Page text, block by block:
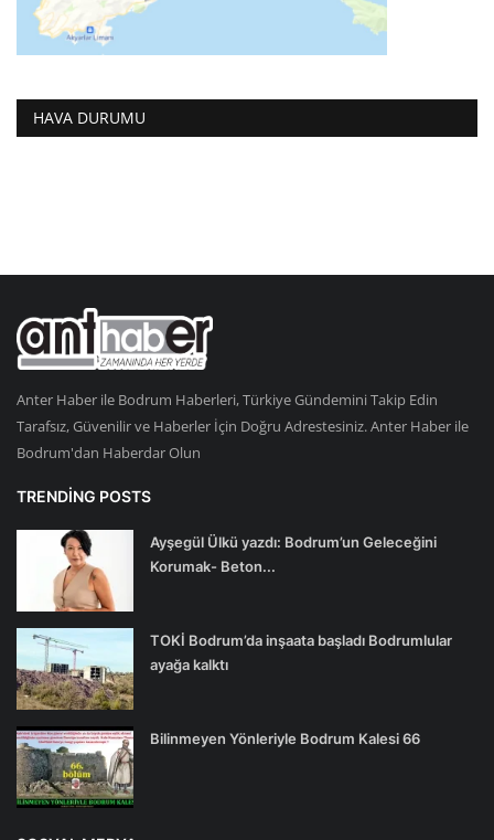
HAVA DURUMU
Anter Haber ile Bodrum Haberleri, Türkiye Gündemini Takip Edin
Tarafsız, Güvenilir ve Haberler İçin Doğru Adrestesiniz. Anter Haber ile
Bodrum'dan Haberdar Olun
TRENDING POSTS
Ayşegül Ülkü yazdı: Bodrum’un Geleceğini
Korumak- Beton...
TOKİ Bodrum’da inşaata başladı Bodrumlular
ayağa kalktı
Bilinmeyen Yönleriyle Bodrum Kalesi 66